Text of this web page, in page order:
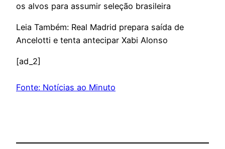
os alvos para assumir seleção brasileira
Leia Também: Real Madrid prepara saída de
Ancelotti e tenta antecipar Xabi Alonso
[ad_2]
Fonte: Notícias ao Minuto